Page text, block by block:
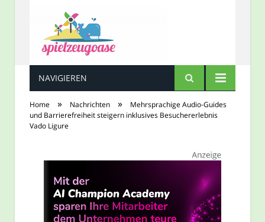
Spielzeugoase
NAVIGIEREN
Home » Nachrichten »
Mehrsprachige Audio-Guides
und Barrierefreiheit steigern inklusives Besuchererlebnis
Vado Ligure